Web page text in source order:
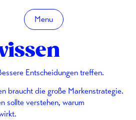
Menu
Entscheidungen treffen.
braucht die große Markenstrategie.
sollte verstehen, warum